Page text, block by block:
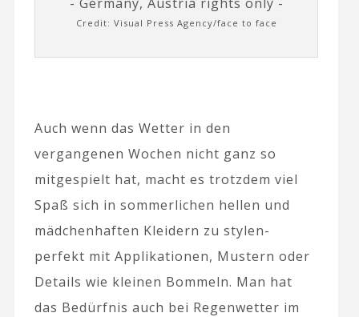
Credit: Visual Press Agency/face to face
Auch wenn das Wetter in den
vergangenen Wochen nicht ganz so
mitgespielt hat, macht es trotzdem viel
Spaß sich in sommerlichen hellen und
mädchenhaften Kleidern zu stylen-
perfekt mit Applikationen, Mustern oder
Details wie kleinen Bommeln. Man hat
das Bedürfnis auch bei Regenwetter im